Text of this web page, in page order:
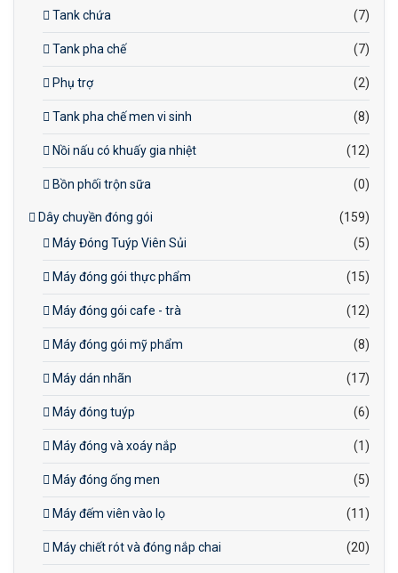
Tank chứa
(7)
Tank pha chế (7)
Phụ trợ (2)
Tank pha chế men vi sinh (8)
Nồi nấu có khuấy gia nhiệt (12)
Bồn phối trộn sữa (0)
Dây chuyền đóng gói
(159)
Máy Đóng Tuýp Viên Sủi
(5)
Máy đóng gói thực phẩm (15)
Máy đóng gói cafe - trà (12)
Máy đóng gói mỹ phẩm (8)
Máy dán nhãn (17)
Máy đóng tuýp (6)
Máy đóng và xoáy nắp (1)
Máy đóng ống men (5)
Máy đếm viên vào lọ (11)
Máy chiết rót và đóng nắp chai (20)